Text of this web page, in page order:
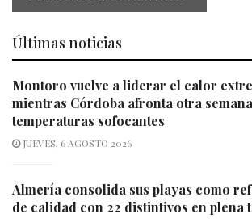
Últimas noticias
Montoro vuelve a liderar el calor
mientras Córdoba afronta otra
temperaturas sofocantes
JUEVES, 6 AGOSTO 2026
Almería consolida sus playas como
de calidad con 22 distintivos en plena